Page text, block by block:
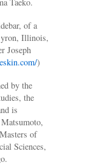
of a
Illinois,
Joseph
)
by the
the
is
of
Sciences,